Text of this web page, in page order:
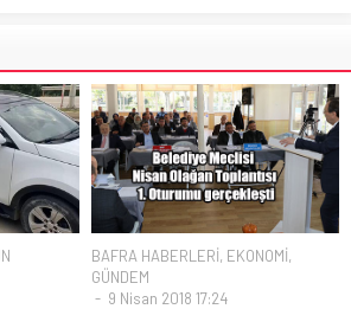
BAFRA HABERLERİ, EKONOMİ,
GÜNDEM
9 Nisan 2018 17:24